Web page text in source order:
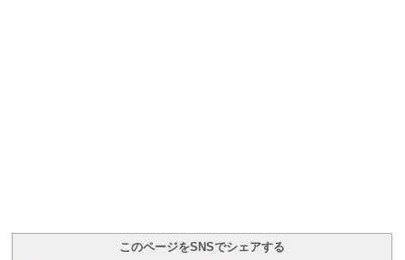
このページをSNSでシェアする